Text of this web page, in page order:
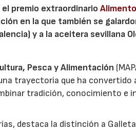
el premio extraordinario
en la que también se
y a la aceitera sevillana
Pesca y Alimentación
trayectoria que ha convertido
tradición, conocimiento e
destaca la distinción a